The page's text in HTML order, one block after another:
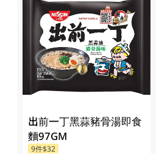
出前一丁黑蒜豬骨湯即食
麵97GM
9件$32